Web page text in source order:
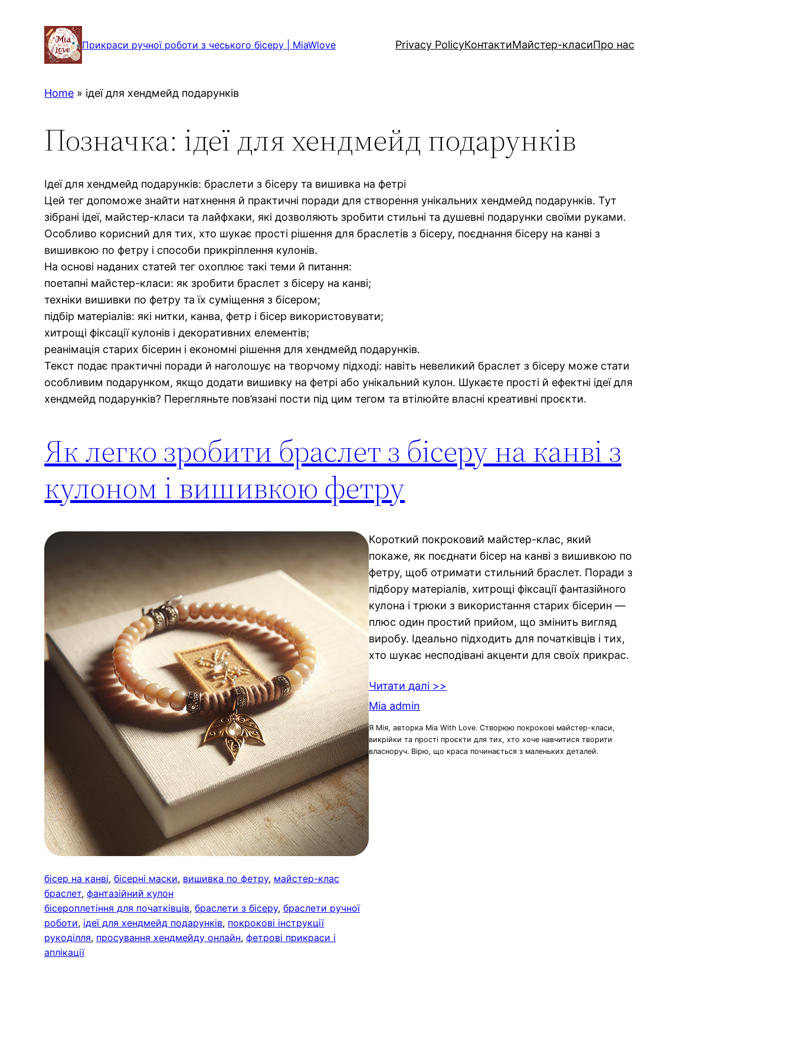
Прикраси ручної роботи з чеського бісеру | MiaWlove Privacy PolicyКонтактиМайстер-класиПро нас
Home » ідеї для хендмейд подарунків
Позначка: ідеї для хендмейд подарунків
Ідеї для хендмейд подарунків: браслети з бісеру та вишивка на фетрі
Цей тег допоможе знайти натхнення й практичні поради для створення унікальних хендмейд подарунків. Тут
зібрані ідеї, майстер-класи та лайфхаки, які дозволяють зробити стильні та душевні подарунки своїми руками.
Особливо корисний для тих, хто шукає прості рішення для браслетів з бісеру, поєднання бісеру на канві з
вишивкою по фетру і способи прикріплення кулонів.
На основі наданих статей тег охоплює такі теми й питання:
поетапні майстер-класи: як зробити браслет з бісеру на канві;
техніки вишивки по фетру та їх суміщення з бісером;
підбір матеріалів: які нитки, канва, фетр і бісер використовувати;
хитрощі фіксації кулонів і декоративних елементів;
реанімація старих бісерин і економні рішення для хендмейд подарунків.
Текст подає практичні поради й наголошує на творчому підході: навіть невеликий браслет з бісеру може стати
особливим подарунком, якщо додати вишивку на фетрі або унікальний кулон. Шукаєте прості й ефектні ідеї для
хендмейд подарунків? Перегляньте пов’язані пости під цим тегом та втілюйте власні креативні проєкти.
Як легко зробити браслет з бісеру на канві з
кулоном і вишивкою фетру
бісер на канві, бісерні маски, вишивка по фетру, майстер-клас
браслет, фантазійний кулон
бісероплетіння для початківців, браслети з бісеру, браслети ручної
роботи, ідеї для хендмейд подарунків, покрокові інструкції
рукоділля, просування хендмейду онлайн, фетрові прикраси і
аплікації
Короткий покроковий майстер-клас, який
покаже, як поєднати бісер на канві з вишивкою по
фетру, щоб отримати стильний браслет. Поради з
підбору матеріалів, хитрощі фіксації фантазійного
кулона і трюки з використання старих бісерин —
плюс один простий прийом, що змінить вигляд
виробу. Ідеально підходить для початківців і тих,
хто шукає несподівані акценти для своїх прикрас.
Читати далі >>
Mia admin
Я Мія, авторка Mia With Love. Створюю покрокові майстер-класи,
викрійки та прості проєкти для тих, хто хоче навчитися творити
власноруч. Вірю, що краса починається з маленьких деталей.